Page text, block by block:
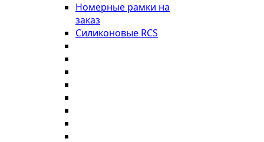
Номерные рамки на
заказ
Силиконовые RCS